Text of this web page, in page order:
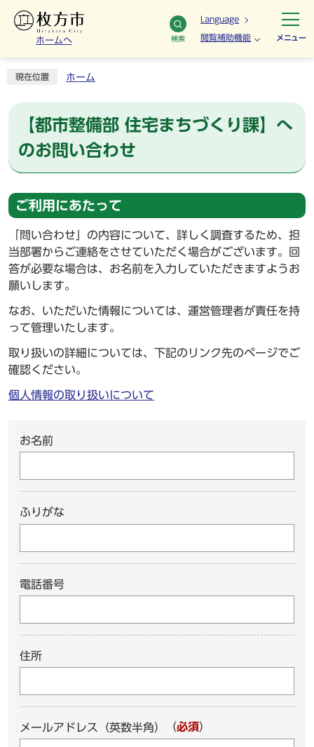
ホームへ 検索
Language
閲覧補助機能 メニュー
現在位置 ホーム
【都市整備部 住宅まちづくり課】へ
のお問い合わせ
ご利用にあたって
「問い合わせ」の内容について、詳しく調査するため、担
当部署からご連絡をさせていただく場合がございます。回
答が必要な場合は、お名前を入力していただきますようお
願いします。
なお、いただいた情報については、運営管理者が責任を持
って管理いたします。
取り扱いの詳細については、下記のリンク先のページでご
確認ください。
個人情報の取り扱いについて
お名前
ふりがな
電話番号
住所
メールアドレス（英数半角） （必須）